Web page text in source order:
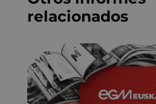
relacionados